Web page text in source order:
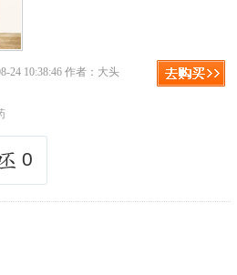
24 10:38:46 作者：大头
0